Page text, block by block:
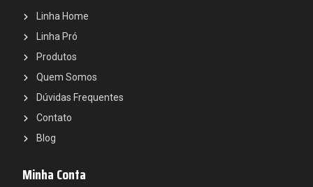
Linha Home
Linha Pró
Produtos
Quem Somos
Dúvidas Frequentes
Contato
Blog
Minha Conta